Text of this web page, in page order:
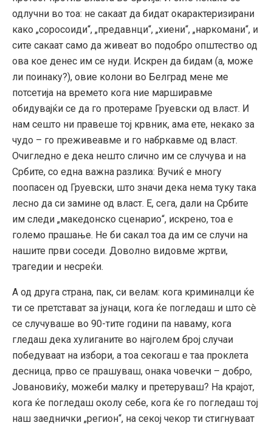
одлучни во тоа: не сакаат да бидат окарактеризирани
како „соросоиди“, „предавнци“, „хиени“, „наркомани“, и
сите сакаат само да живеат во подобро општество од
ова кое денес им се нуди. Искрен да бидам (а, може
ли поинаку?), овие колони во Белград мене ме
потсетија на времето кога ние марширавме
обидувајќи се да го протераме Груевски од власт. И
нам сешто ни правеше тој крвник, ама ете, некако за
чудо – го преживеавме и го набркавме од власт.
Очигледно е дека нешто слично им се случува и на
Србите, со една важна разлика: Вучиќ е многу
поопасен од Груевски, што значи дека нема туку така
лесно да си замине од власт. Е, сега, дали на Србите
им следи „македонско сценарио“, искрено, тоа е
големо прашање. Не би сакал тоа да им се случи на
нашите први соседи. Доволно видовме жртви,
трагедии и несреќи.
А од друга страна, пак, си велам: кога криминалци ќе
ти се претстават за јунаци, кога ќе погледаш и што сè
се случуваше во 90-тите години па наваму, кога
гледаш дека хулиганите во најголем број случаи
победуваат на избори, а тоа секогаш е таа проклета
десница, прво се прашуваш, онака човечки – добро,
Јовановиќу, можеби малку и претеруваш? На крајот,
кога ќе погледаш околу себе, кога ќе го погледаш тој
наш заеднички „регион“, на секој чекор ти стигнуваат